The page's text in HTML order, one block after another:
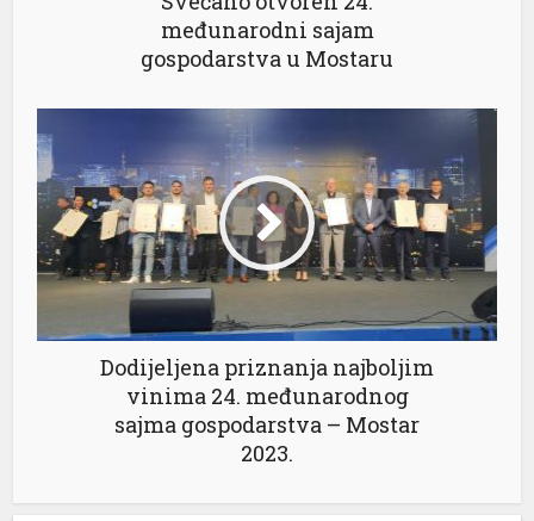
međunarodni sajam
gospodarstva u Mostaru
Dodijeljena priznanja najboljim
vinima 24. međunarodnog
sajma gospodarstva – Mostar
2023.